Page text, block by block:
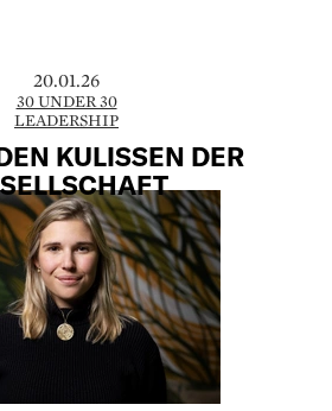
20.01.26
30 UNDER 30
LEADERSHIP
KULISSEN DER